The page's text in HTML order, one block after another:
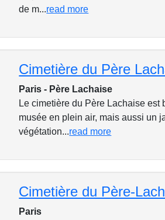
de m...read more
Cimetière du Père
Paris - Père Lachaise
Le cimetière du Père Lachaise est
musée en plein air, mais aussi un
végétation...read more
Cimetière du Père-
Paris